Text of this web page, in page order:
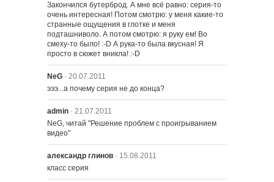
402 – Трамвай по имени Мардж
403 – Еретик Гомер
Закончился бутерброд. А мне всё равно: серия-то
очень интересная! Потом смотрю: у меня какие-то
странные ощущения в глотке и меня
подташниволо. А потом смотрю: я руку ем! Во
смеху-то было! :-D А рука-то была вкусная! Я
просто в сюжет вникла! :-D
NeG · 20.07.2011
эээ...а почему серия не до конца?
admin · 21.07.2011
NeG, читай "Решение проблем с проигрыванием
видео"
александр глинов · 15.08.2011
класс серия